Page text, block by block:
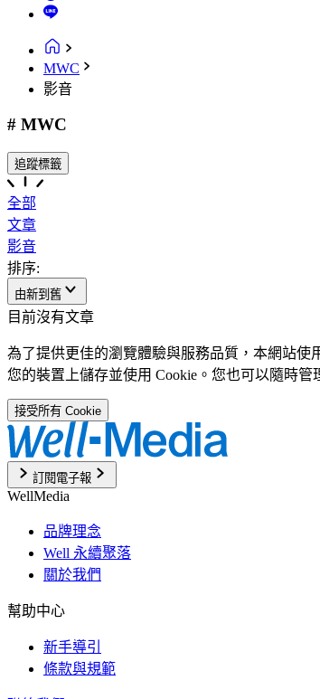
MWC
影音
# MWC
追蹤標籤
全部
文章
影音
排序:
由新到舊
目前沒有文章
為了提供更佳的瀏覽體驗與服務品質，本網站使
您的裝置上儲存並使用 Cookie。您也可以隨時管
接受所有 Cookie
訂閱電子報
WellMedia
品牌理念
Well 永續聚落
關於我們
幫助中心
新手導引
條款與規範